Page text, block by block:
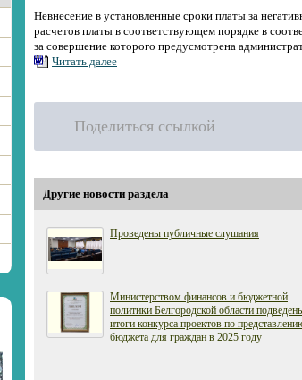
Невнесение в установленные сроки платы за
расчетов платы в соответствующем порядке в
за совершение которого предусмотрена
Читать далее
Поделиться ссылкой
Другие новости раздела
Проведены публичные слушания
Министерством финансов и бюджетной
политики Белгородской области
итоги конкурса проектов по
бюджета для граждан в 2025 году